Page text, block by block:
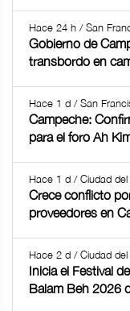
Hace 24 h / San
Gobierno de
transbordo en
Hace 1 d / San
Campeche:
para el foro Ah
Hace 1 d / Ciudad
Crece conflicto
proveedores en
Hace 2 d / Ciudad
Inicia el Festival
Balam Beh 2026